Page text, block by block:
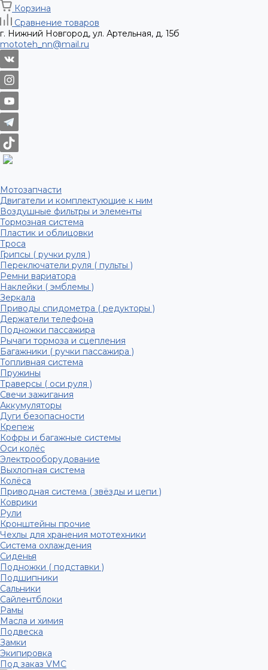
Корзина
Сравнение товаров
г. Нижний Новгород, ул. Артельная, д. 15б
mototeh_nn@mail.ru
Мотозапчасти
Двигатели и комплектующие к ним
Воздушные фильтры и элементы
Тормозная система
Пластик и облицовки
Троса
Грипсы ( ручки руля )
Переключатели руля ( пульты )
Ремни вариатора
Наклейки ( эмблемы )
Зеркала
Приводы спидометра ( редукторы )
Держатели телефона
Подножки пассажира
Рычаги тормоза и сцепления
Багажники ( ручки пассажира )
Топливная система
Пружины
Траверсы ( оси руля )
Свечи зажигания
Аккумуляторы
Дуги безопасности
Крепеж
Кофры и багажные системы
Оси колёс
Электрооборудование
Выхлопная система
Колёса
Приводная система ( звёзды и цепи )
Коврики
Рули
Кронштейны прочие
Чехлы для хранения мототехники
Система охлаждения
Сиденья
Подножки ( подставки )
Подшипники
Сальники
Сайлентблоки
Рамы
Масла и химия
Подвеска
Замки
Экипировка
Под заказ VMC